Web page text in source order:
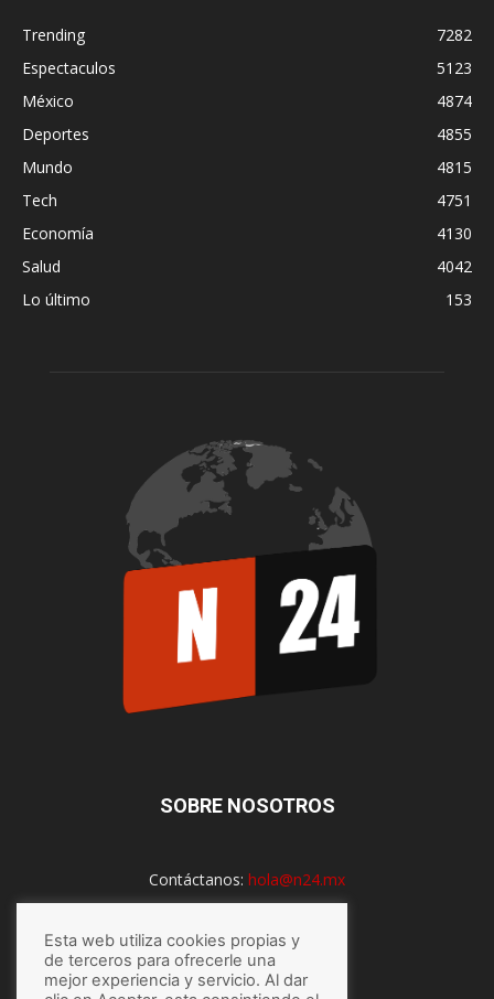
Trending
7282
Espectaculos
5123
México
4874
Deportes
4855
Mundo
4815
Tech
4751
Economía
4130
Salud
4042
Lo último
153
SOBRE NOSOTROS
Contáctanos: hola@n24.mx
SÍGUENOS
Esta web utiliza cookies propias y
de terceros para ofrecerle una
mejor experiencia y servicio. Al dar